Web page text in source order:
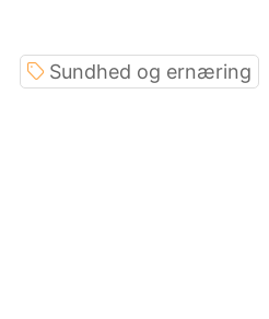
Sundhed og ernæring